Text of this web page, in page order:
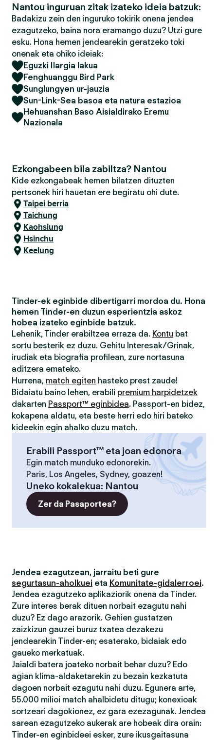
Nantou inguruan zitak izateko ideia batzuk:
Badakizu zein den inguruko tokirik onena jendea
ezagutzeko, baina nora eramango duzu? Utzi gure
esku. Hona hemen jendearekin geratzeko toki
onenak eta ohiko ideiak:
Eguzki Ilargia lakua
Fenghuanggu Bird Park
Sunglungyen ur-jauzia
Sun-Link-Sea basoa eta natura estazioa
Hehuanshan Baso Aisialdirako Eremu
Nazionala
Ezkongabeen bila zabiltza? Nantou
Kide ezkongabeak hemen bilatzen dituzten
pertsonek hiri hauetan ere begiratu ohi dute.
Taipei berria
Taichung
Kaohsiung
Hsinchu
Keelung
Tinder-ek eginbide dibertigarri mordoa du. Hona
hemen Tinder-en duzun esperientzia askoz
hobea izateko eginbide batzuk.
Lehenik, Tinder erabiltzea erraza da. Kontu bat
sortu besterik ez duzu. Gehitu Interesak/Grinak,
irudiak eta biografia profilean, zure nortasuna
aditzera emateko.
Hurrena, match egiten hasteko prest zaude!
Bidaiatu baino lehen, erabili premium harpidetzek
dakarten Passport™ eginbidea. Passport-en bidez,
kokapena aldatu, eta beste herri edo hiri bateko
kideekin egin ahalko duzu match.
Erabili Passport™ eta joan edonora
Egin match munduko edonorekin.
Paris, Los Angeles, Sydney, goazen!
Uneko kokalekua: Nantou
Zer da Pasaportea?
Jendea ezagutzean, jarraitu beti gure
segurtasun-aholkuei eta Komunitate-gidalerroei.
Jendea ezagutzeko aplikaziorik onena da Tinder.
Zure interes berak dituen norbait ezagutu nahi
duzu? Ez dago arazorik. Gehien gustatzen
zaizkizun gauzei buruz txatea dezakezu
jendearekin Tinder-en; esaterako, bidaiak edo
gaueko merkatuak.
Jaialdi batera joateko norbait behar duzu? Edo
agian klima-aldaketarekin zu bezain kezkatuta
dagoen norbait ezagutu nahi duzu. Egunera arte,
55.000 milioi match ahalbidetu ditugu; konexioak
sortzeari dagokionez, ez gara ezezagunak. Jendea
sarean ezagutzeko aukerak are hobeak dira orain:
Tinder-en eginbideei esker, zure ikusgaitasuna